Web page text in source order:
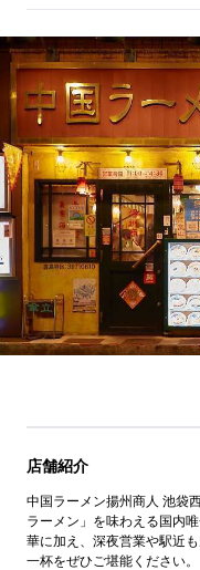
店舗紹介
中国ラーメン揚州商人 池袋
ラーメン」を味わえる国内
華に加え、深夜営業や駅近
一杯をぜひご堪能ください。